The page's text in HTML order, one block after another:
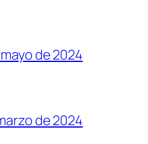
de 2024
de 2024